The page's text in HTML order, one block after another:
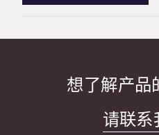
想了解产品
请联系